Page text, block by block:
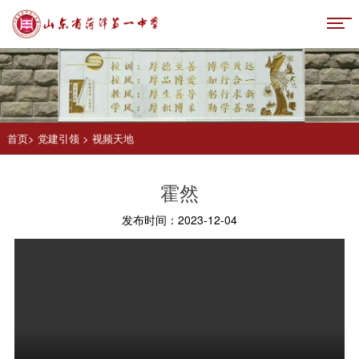
首页> 党建引领> 视频天地
霍然
发布时间：2023-12-04